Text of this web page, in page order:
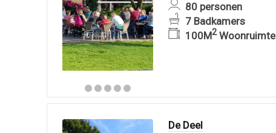
80 personen
7 Badkamers
100M2Woonruimte
De Deel